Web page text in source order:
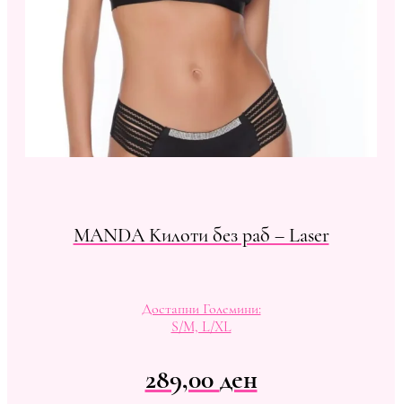
MANDA Kилоти без раб – Laser
Достапни Големини:
S/M, L/XL
289,00ден